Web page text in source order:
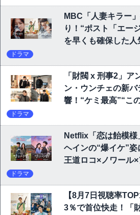
MBC「人妻キラー
り！“ポスト「エー
を早くも確保した人
ドラマ
「財閥 x 刑事2」ア
ン・ウンチェの新バ
響！“ケミ最高”“こ
ドラマ
Netflix「恋は飴模様
ヘインの“爆イケ”姿
王道ロコ×ノワール
ドラマ
【8月7日視聴率
3％で首位快走！「